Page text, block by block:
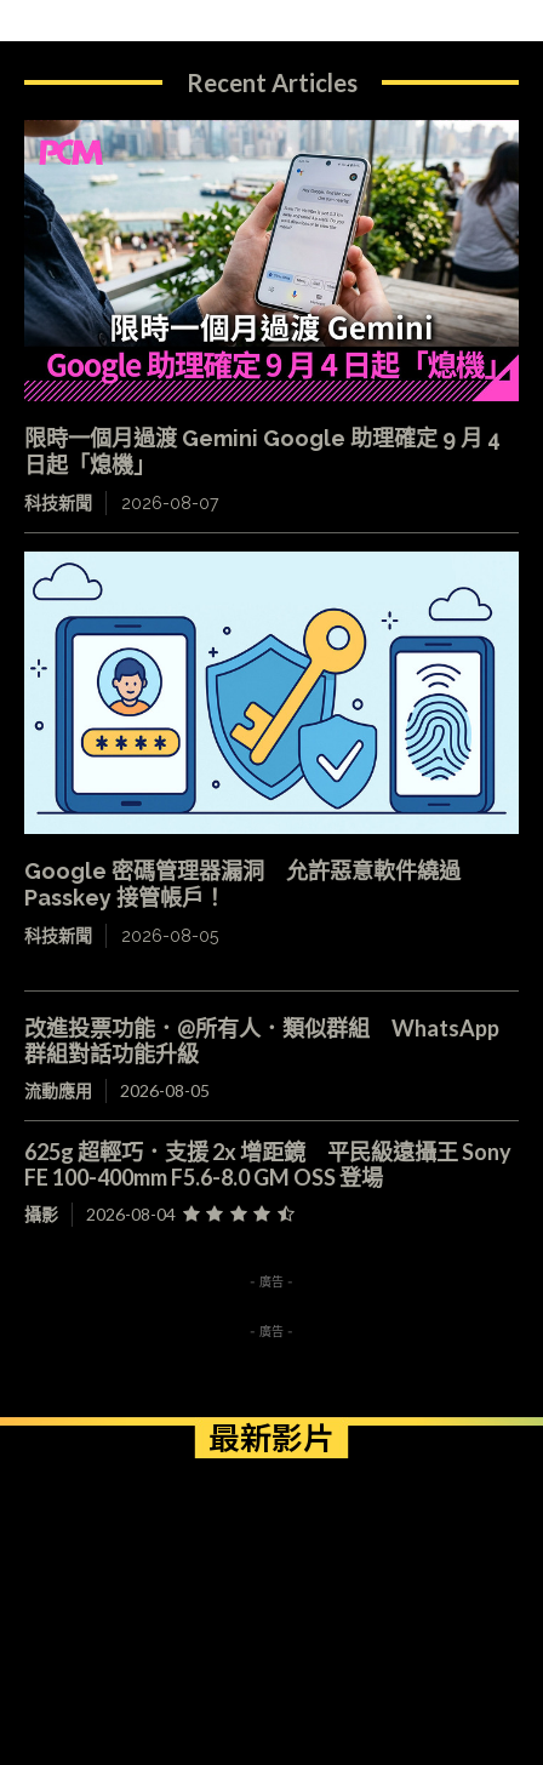
Recent Articles
限時一個月過渡 Gemini Google 助理確定 9 月 4
日起「熄機」
科技新聞 2026-08-07
Google 密碼管理器漏洞 允許惡意軟件繞過
Passkey 接管帳戶！
科技新聞 2026-08-05
改進投票功能．@所有人．類似群組 WhatsApp
群組對話功能升級
流動應用 2026-08-05
625g 超輕巧．支援 2x 增距鏡 平民級遠攝王 Sony
FE 100-400mm F5.6-8.0 GM OSS 登場
攝影 2026-08-04
- 廣告 -
- 廣告 -
最新影片